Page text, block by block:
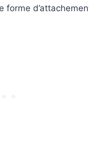
forme